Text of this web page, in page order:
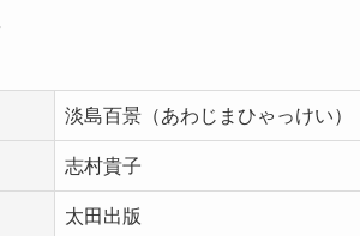
淡島百景（あわじまひゃっけい）
志村貴子
太田出版